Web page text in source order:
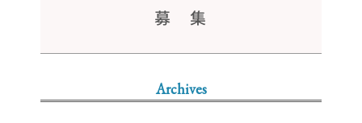
募 集
Archives